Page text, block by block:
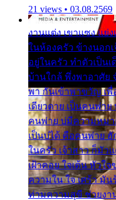
21 views • 03.08.2569
งานแต่ง เขาแซง แย่
ในห้องครัว ข้างนอกเ
อยู่ในครัว ทำตัวเป็นเ
บ้านใกล้ พึ่งพาอาศัย
พา กันเข้าพาขวัญ เพื่
เดียวดาย เป็นคนพ่าย
คนพ่าย บ่มีความหมาย
เป็นบ่ได้ คือคนพ่าย
ในครัว เจ้าสาว ก็มัว
เฝ้าคอย ใจเต้น หัวใ
ความใน ใจ เศร้า มั
ท่ามความสุขี ช่วยงา